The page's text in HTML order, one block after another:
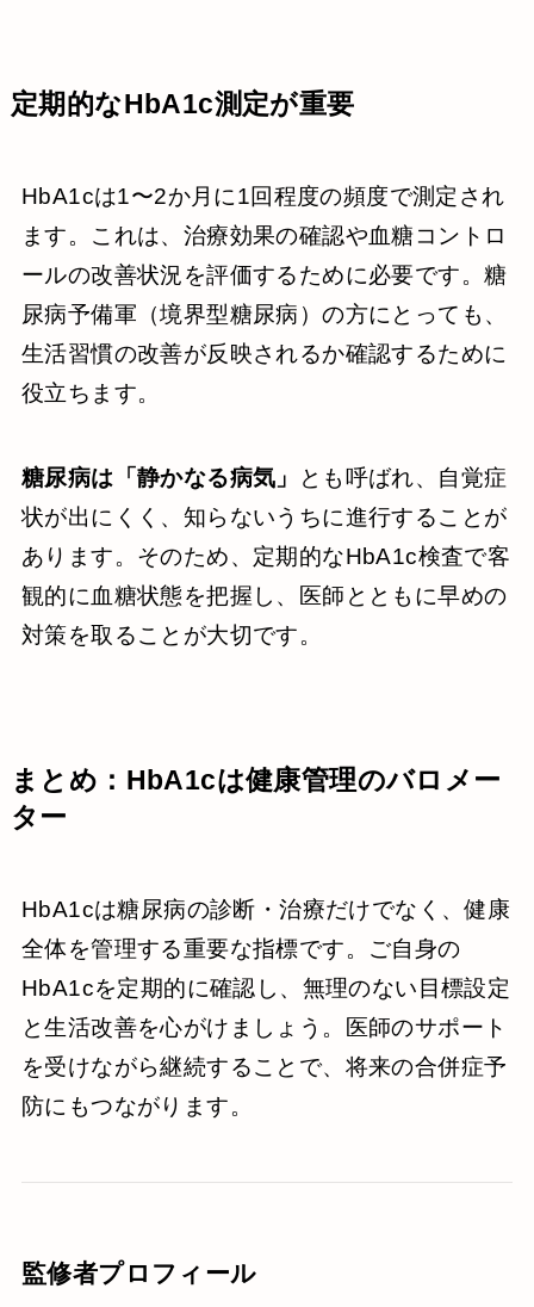
定期的なHbA1c測定が重要
HbA1cは1〜2か月に1回程度の頻度で測定され
ます。これは、治療効果の確認や血糖コントロ
ールの改善状況を評価するために必要です。糖
尿病予備軍（境界型糖尿病）の方にとっても、
生活習慣の改善が反映されるか確認するために
役立ちます。
糖尿病は「静かなる病気」
とも呼ばれ、自覚症
状が出にくく、知らないうちに進行することが
あります。そのため、定期的なHbA1c検査で客
観的に血糖状態を把握し、医師とともに早めの
対策を取ることが大切です。
まとめ：HbA1cは健康管理のバロメー
ター
HbA1cは糖尿病の診断・治療だけでなく、健康
全体を管理する重要な指標です。ご自身の
HbA1cを定期的に確認し、無理のない目標設定
と生活改善を心がけましょう。医師のサポート
を受けながら継続することで、将来の合併症予
防にもつながります。
監修者プロフィール